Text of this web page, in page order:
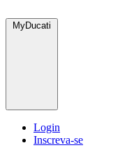
MyDucati
Login
Inscreva-se